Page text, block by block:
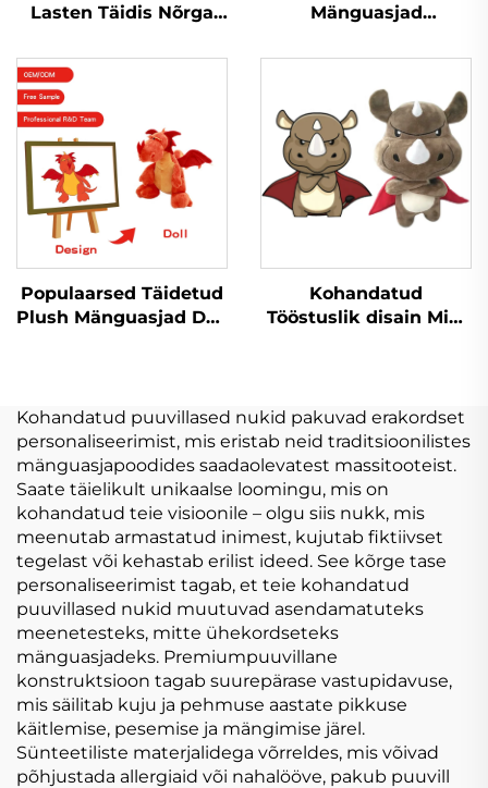
Lasten Täidis Nõrga
Puhasteadetehase
Kohandatud Puhast
Lelulaukur
Mänguasjad
Täidetud Loomad Pera
Plush Mänguasjad
Populaarsed Täidetud
Plush Mänguasjad Doll
Plush Mänguasjad
Personaliseerimine
Kohandatud
Tööstuslik disain Mini
Täidisanimallad
Kohandatud Puhast
Kohandatud puuvillased nukid pakuvad erakordset
personaliseerimist, mis eristab neid traditsioonilistes
mänguasjapoodides saadaolevatest massitooteist.
Saate täielikult unikaalse loomingu, mis on
kohandatud teie visioonile – olgu siis nukk, mis
meenutab armastatud inimest, kujutab fiktiivset
tegelast või kehastab erilist ideed. See kõrge tase
personaliseerimist tagab, et teie kohandatud
puuvillased nukid muutuvad asendamatuteks
meenetesteks, mitte ühekordseteks
mänguasjadeks. Premiumpuuvillane
konstruktsioon tagab suurepärase vastupidavuse,
mis säilitab kuju ja pehmuse aastate pikkuse
käitlemise, pesemise ja mängimise järel.
Sünteetiliste materjalidega võrreldes, mis võivad
põhjustada allergiaid või nahalööve, pakub puuvill